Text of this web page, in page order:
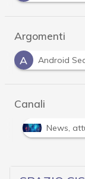
Argomenti
D
DoS
Canali
Attacchi